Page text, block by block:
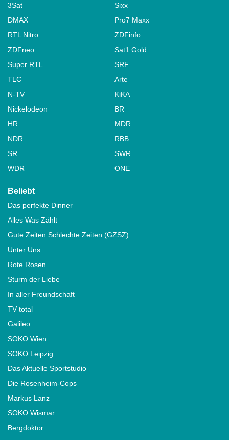
3Sat
Sixx
DMAX
Pro7 Maxx
RTL Nitro
ZDFinfo
ZDFneo
Sat1 Gold
Super RTL
SRF
TLC
Arte
N-TV
KiKA
Nickelodeon
BR
HR
MDR
NDR
RBB
SR
SWR
WDR
ONE
Beliebt
Das perfekte Dinner
Alles Was Zählt
Gute Zeiten Schlechte Zeiten (GZSZ)
Unter Uns
Rote Rosen
Sturm der Liebe
In aller Freundschaft
TV total
Galileo
SOKO Wien
SOKO Leipzig
Das Aktuelle Sportstudio
Die Rosenheim-Cops
Markus Lanz
SOKO Wismar
Bergdoktor